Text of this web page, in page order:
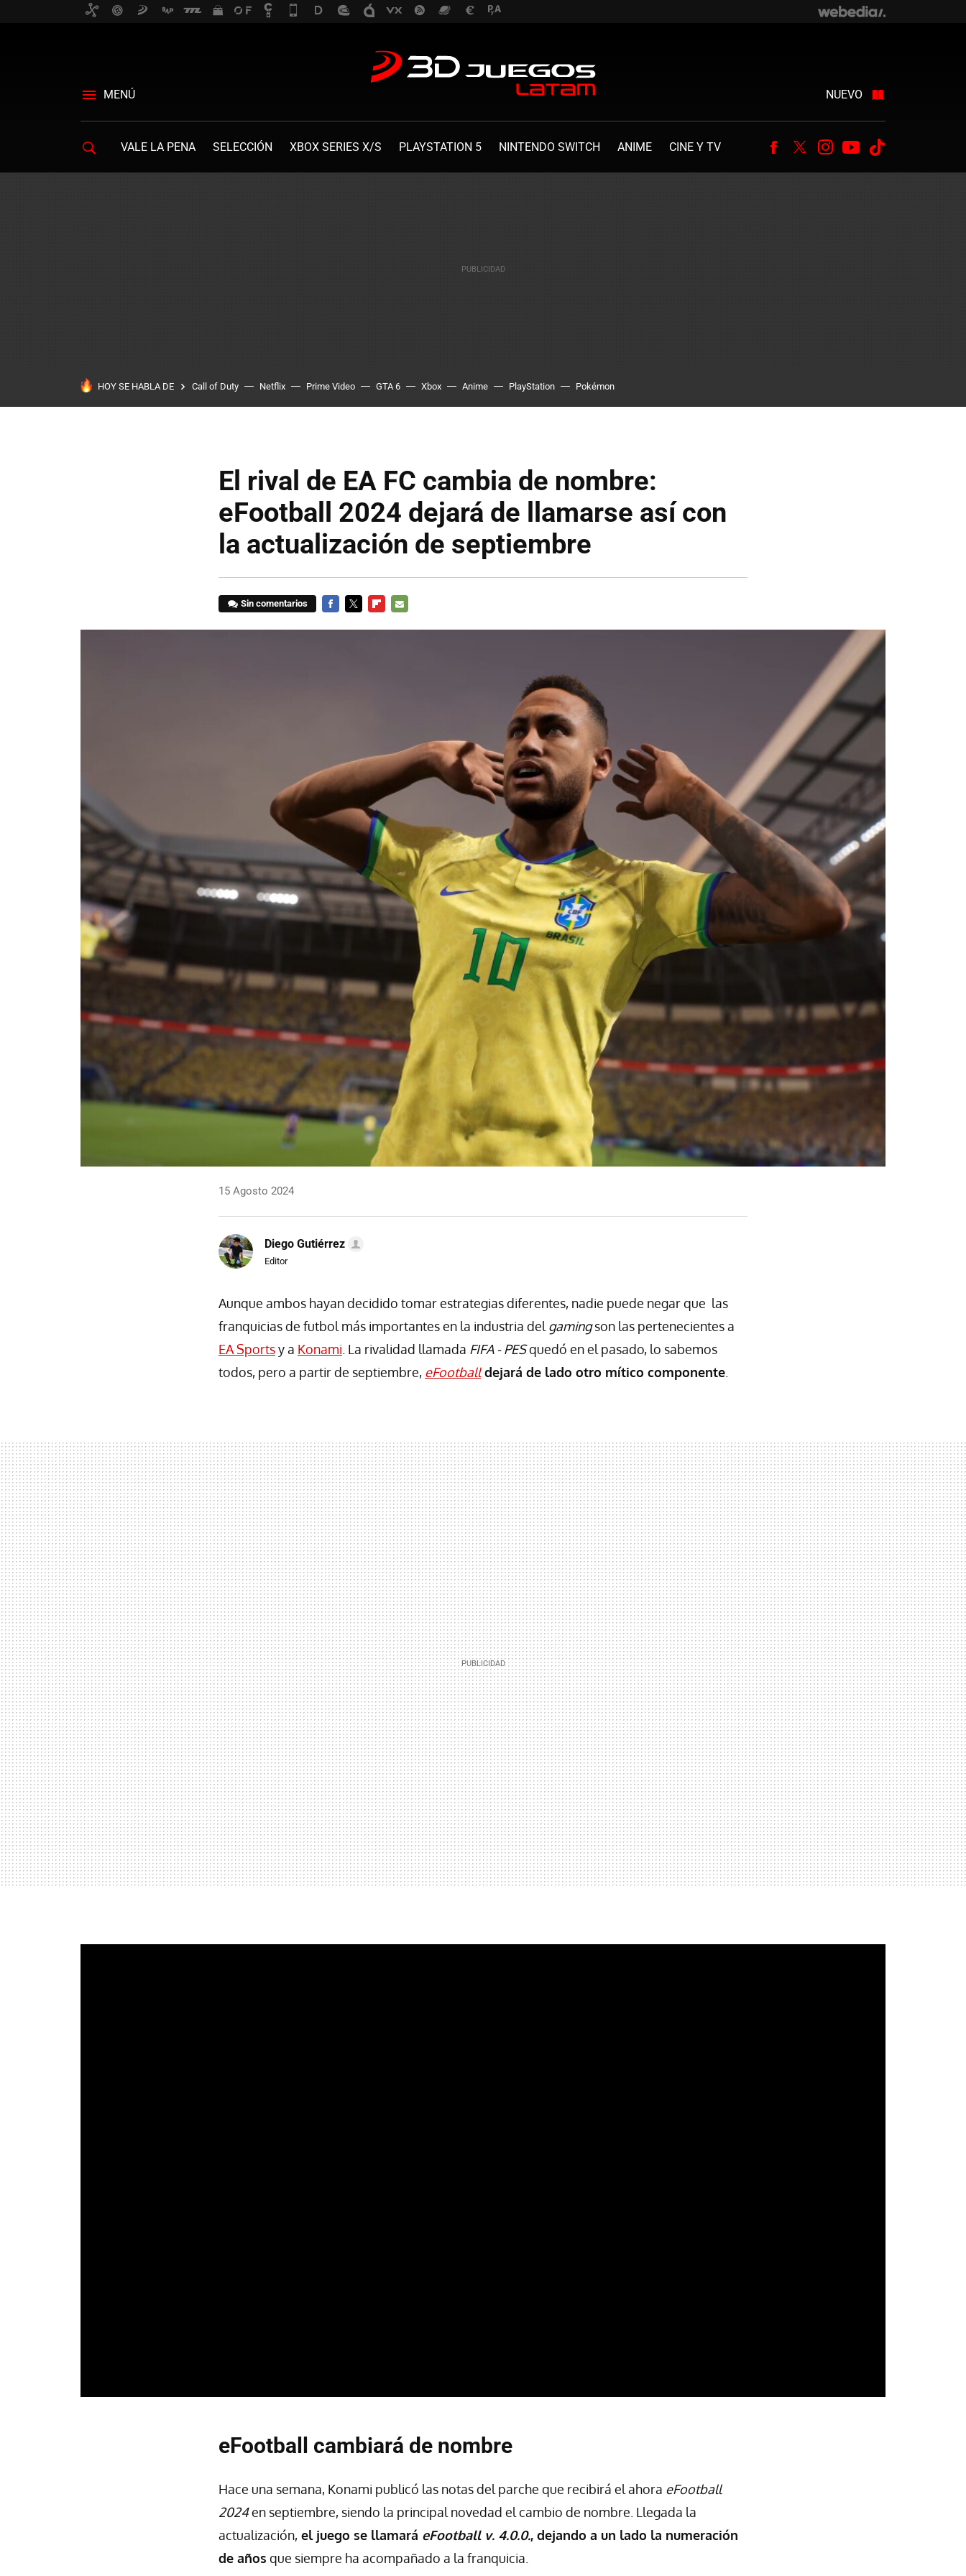
MENÚ NUEVO
VALE LA PENA SELECCIÓN XBOX SERIES X/S PLAYSTATION 5 NINTENDO SWITCH ANIME CINE Y TV Facebook
TwitterInstagram
Youtube
HOY SE HABLA DE Call of Duty Netflix Prime Video GTA 6 Xbox Anime PlayStation Pokémon
El rival de EA FC cambia de nombre:
eFootball 2024 dejará de llamarse así con
la actualización de septiembre
Sin comentarios
15 Agosto 2024
Diego Gutiérrez
Editor
Aunque ambos hayan decidido tomar estrategias diferentes, nadie puede negar que las
franquicias de futbol más importantes en la industria del gamingson las pertenecientes a
EA Sportsy a Konami . La rivalidad llamada FIFA - PESquedó en el pasado, lo sabemos
todos, pero a partir de septiembre, eFootball dejará de lado otro mítico componente
eFootball cambiará de nombre
Hace una semana, Konami publicó las notas del parche que recibirá el ahora eFootball
2024en septiembre, siendo la principal novedad el cambio de nombre. Llegada la
actualización, el juego se llamará eFootball v. 4.0.0., dejando a un lado la numeración
de años que siempre ha acompañado a la franquicia.